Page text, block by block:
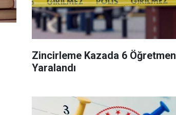
Zincirleme Kazada 6 Öğretmen
Yaralandı